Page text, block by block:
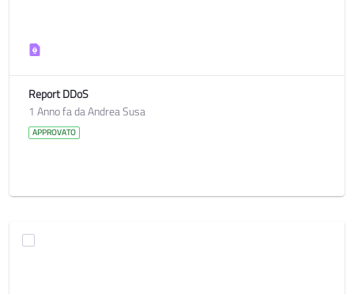
Report DDoS
1 Anno fa da Andrea Susa
APPROVATO